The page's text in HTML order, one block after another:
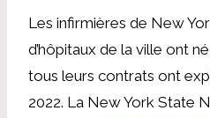
Les infirmières de New
d’hôpitaux de la ville ont
tous leurs contrats ont
2022. La New York State